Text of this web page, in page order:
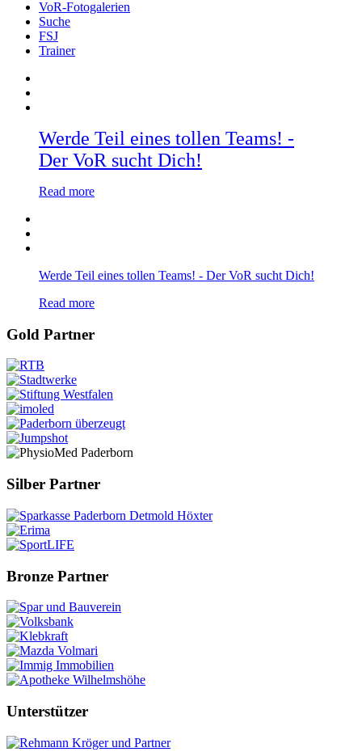
VoR-Fotogalerien
Suche
FSJ
Trainer
Werde Teil eines tollen Teams! -
Der VoR sucht Dich!
Read more
Werde Teil eines tollen Teams! - Der VoR sucht Dich!
Read more
Gold Partner
Silber Partner
Bronze Partner
Unterstützer